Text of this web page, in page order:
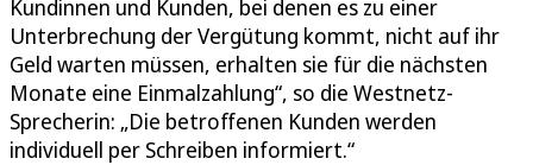
Kundinnen und Kunden, bei denen es zu einer
Unterbrechung der Vergütung kommt, nicht auf ihr
Geld warten müssen, erhalten sie für die nächsten
Monate eine Einmalzahlung“, so die Westnetz-
Sprecherin: „Die betroffenen Kunden werden
individuell per Schreiben informiert.“